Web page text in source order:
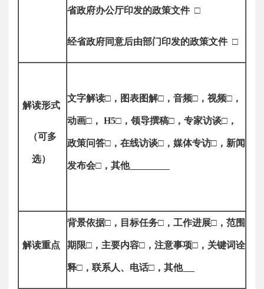
省政府办公厅印发的政策文件 □
经省政府同意后由部门印发的政策文件 □
解读形式
（可多
选）
文字解读□ ， 图表图解□ ，音频□ ，视频□ ，
动画□， H5□ ，领导撰稿□ ，专家访谈□ ，
政策问答□ ，在线访谈□ ，媒体专访□ ，新闻
发布会□ ，其他
解读重点
背景依据□ ，目标任务□ ，工作进展□ ，范围
期限□ ，主要内容□ ，注意事项□ ，关键词诠
释□ ，联系人、电话□ ，其他